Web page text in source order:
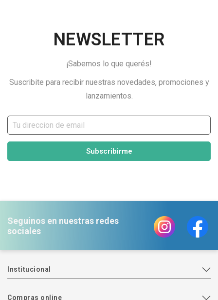
NEWSLETTER
¡Sabemos lo que querés!
Suscribite para recibir nuestras novedades, promociones y
lanzamientos.
Subscribirme
Seguinos en nuestras redes
sociales
Institucional
Compras online